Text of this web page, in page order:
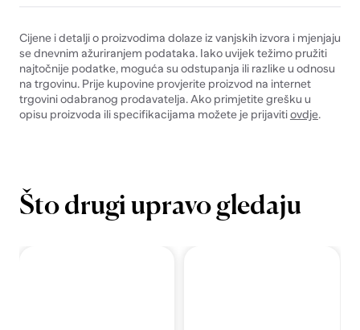
Cijene i detalji o proizvodima dolaze iz vanjskih izvora i mjenjaju
se dnevnim ažuriranjem podataka. Iako uvijek težimo pružiti
najtočnije podatke, moguća su odstupanja ili razlike u odnosu
na trgovinu. Prije kupovine provjerite proizvod na internet
trgovini odabranog prodavatelja. Ako primjetite grešku u
opisu proizvoda ili specifikacijama možete je prijavitiovdje.
Što drugi upravo gledaju